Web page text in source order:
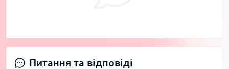
Питання та відповіді